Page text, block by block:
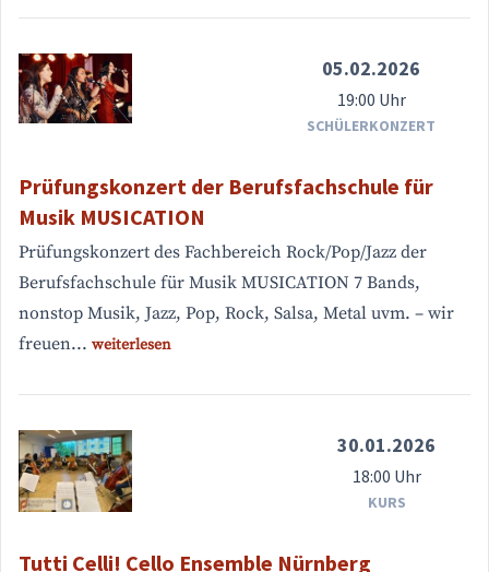
05.02.2026
19:00 Uhr
SCHÜLERKONZERT
Prüfungskonzert der Berufsfachschule für
Musik MUSICATION
Prüfungskonzert des Fachbereich Rock/Pop/Jazz der
Berufsfachschule für Musik MUSICATION 7 Bands,
nonstop Musik, Jazz, Pop, Rock, Salsa, Metal uvm. – wir
freuen... weiterlesen
30.01.2026
18:00 Uhr
KURS
Tutti Celli! Cello Ensemble Nürnberg